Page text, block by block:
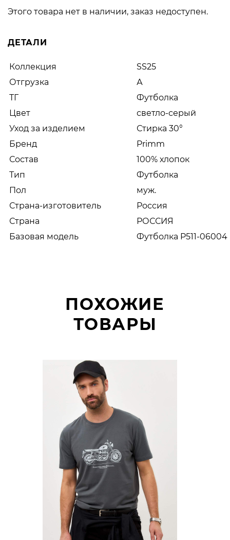
Этого товара нет в наличии, заказ недоступен.
ДЕТАЛИ
Коллекция
SS25
Отгрузка
А
ТГ
Футболка
Цвет
светло-серый
Уход за изделием
Стирка 30°
Бренд
Primm
Состав
100% хлопок
Тип
Футболка
Пол
муж.
Страна-изготовитель
Россия
Страна
РОССИЯ
Базовая модель
Футболка P511-
ПОХОЖИЕ
ТОВАРЫ